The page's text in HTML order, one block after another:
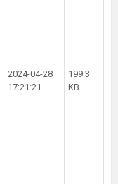
2024-04-28
17:21:21
199.3
KB